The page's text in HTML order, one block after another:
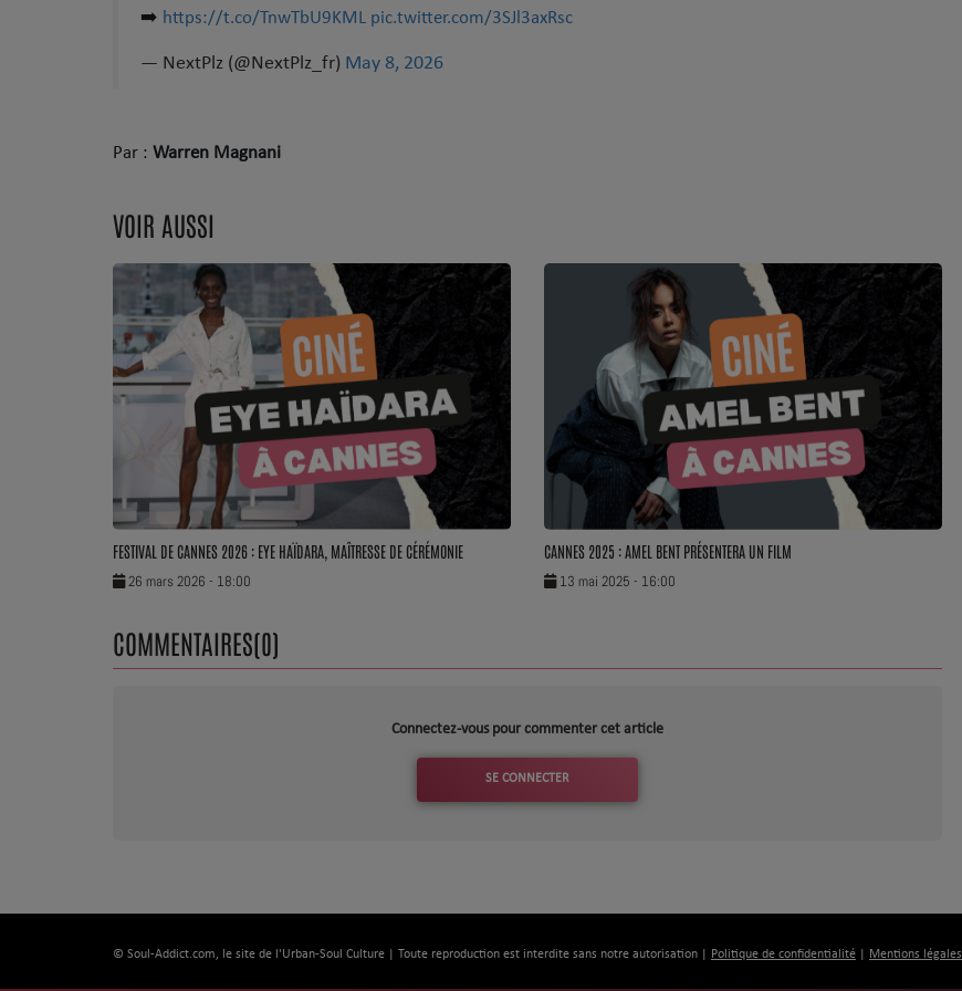
➡️ https://t.co/TnwTbU9KML pic.twitter.com/3SJl3axRsc
— NextPlz (@NextPlz_fr) May 8, 2026
Par : Warren Magnani
VOIR AUSSI
FESTIVAL DE CANNES 2026 : EYE HAÏDARA, MAÎTRESSE DE CÉRÉMONIE
26 mars 2026 - 18:00
CANNES 2025 : AMEL BENT PRÉSENTERA UN FILM
13 mai 2025 - 16:00
COMMENTAIRES(0)
Connectez-vous pour commenter cet article
SE CONNECTER
© Soul-Addict.com, le site de l'Urban-Soul Culture | Toute reproduction est interdite sans notre autorisation | Politique de confidentialité Mentions légales